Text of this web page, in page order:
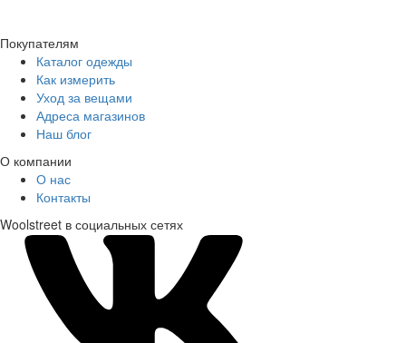
Покупателям
Каталог одежды
Как измерить
Уход за вещами
Адреса магазинов
Наш блог
О компании
О нас
Контакты
Woolstreet в социальных сетях